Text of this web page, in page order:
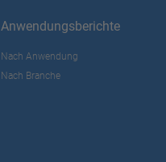
Anwendungsberichte
Nach Anwendung
Nach Branche